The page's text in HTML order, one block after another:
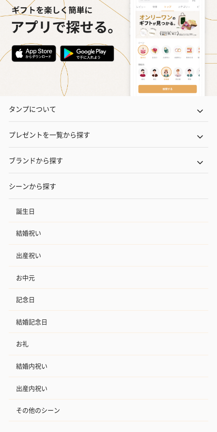
タンプについて
プレゼントを一覧から探す
ブランドから探す
シーンから探す
誕生日
結婚祝い
出産祝い
お中元
記念日
結婚記念日
お礼
結婚内祝い
出産内祝い
その他のシーン